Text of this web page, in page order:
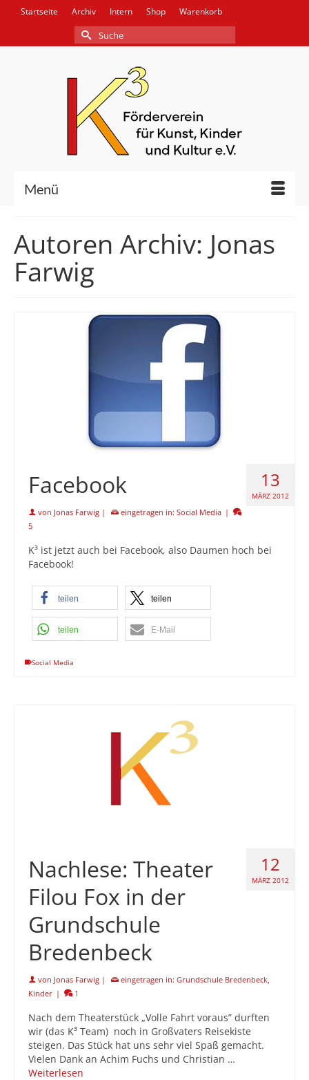
Startseite Archiv Intern Shop Warenkorb
Suche
nach:
Menü
Autoren Archiv: Jonas
Farwig
13
MÄRZ 2012
Facebook
von Jonas Farwig | eingetragen in: Social Media |
5
K³ ist jetzt auch bei Facebook, also Daumen hoch bei
Facebook!
teilen teilen
teilen E-Mail
Social Media
12
MÄRZ 2012
Nachlese: Theater
Filou Fox in der
Grundschule
Bredenbeck
von Jonas Farwig | eingetragen in: Grundschule Bredenbeck,
Kinder | 1
Nach dem Theaterstück „Volle Fahrt voraus” durften
wir (das K³ Team) noch in Großvaters Reisekiste
steigen. Das Stück hat uns sehr viel Spaß gemacht.
Vielen Dank an Achim Fuchs und Christian …
Weiterlesen